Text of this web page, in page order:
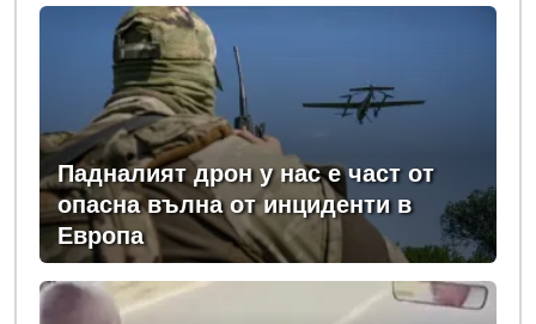
Падналият дрон у нас е част от
опасна вълна от инциденти в
Европа